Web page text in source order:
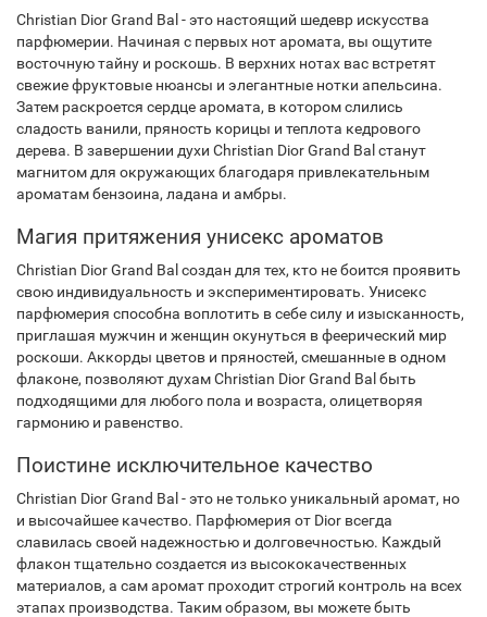
Christian Dior Grand Bal - это настоящий шедевр искусства
парфюмерии. Начиная с первых нот аромата, вы ощутите
восточную тайну и роскошь. В верхних нотах вас встретят
свежие фруктовые нюансы и элегантные нотки апельсина.
Затем раскроется сердце аромата, в котором слились
сладость ванили, пряность корицы и теплота кедрового
дерева. В завершении духи Christian Dior Grand Bal станут
магнитом для окружающих благодаря привлекательным
ароматам бензоина, ладана и амбры.
Магия притяжения унисекс ароматов
Christian Dior Grand Bal создан для тех, кто не боится проявить
свою индивидуальность и экспериментировать. Унисекс
парфюмерия способна воплотить в себе силу и изысканность,
приглашая мужчин и женщин окунуться в феерический мир
роскоши. Аккорды цветов и пряностей, смешанные в одном
флаконе, позволяют духам Christian Dior Grand Bal быть
подходящими для любого пола и возраста, олицетворяя
гармонию и равенство.
Поистине исключительное качество
Christian Dior Grand Bal - это не только уникальный аромат, но
и высочайшее качество. Парфюмерия от Dior всегда
славилась своей надежностью и долговечностью. Каждый
флакон тщательно создается из высококачественных
материалов, а сам аромат проходит строгий контроль на всех
этапах производства. Таким образом, вы можете быть